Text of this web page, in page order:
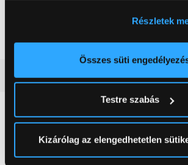
elhelyezkedéséről pár méteres
Az Ön készülékén
módjairól és adja meg preferenciáit a
pontban. Bármikor módosíthatja vagy
Sütinyilatkozathoz való hozzájárulását.
Részletek
Összes süti
Testre szabás
Kizárólag az elengedhetetlen
179
Vásárlói vélemények(0)
0
0 értékelés